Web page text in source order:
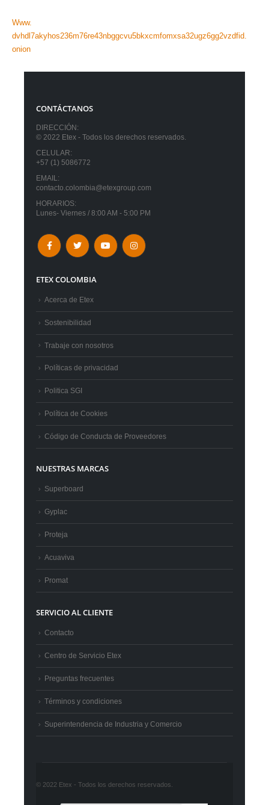
Www.
dvhdl7akyhos236m76re43nbggcvu5bkxcmfomxsa32ugz6gg2vzdfid.
onion
CONTÁCTANOS
DIRECCIÓN:
© 2022 Etex - Todos los derechos reservados.
CELULAR:
+57 (1) 5086772
EMAIL:
contacto.colombia@etexgroup.com
HORARIOS:
Lunes- Viernes / 8:00 AM - 5:00 PM
ETEX COLOMBIA
Acerca de Etex
Sostenibilidad
Trabaje con nosotros
Políticas de privacidad
Politica SGI
Política de Cookies
Código de Conducta de Proveedores
NUESTRAS MARCAS
Superboard
Gyplac
Proteja
Acuaviva
Promat
SERVICIO AL CLIENTE
Contacto
Centro de Servicio Etex
Preguntas frecuentes
Términos y condiciones
Superintendencia de Industria y Comercio
© 2022 Etex - Todos los derechos reservados.